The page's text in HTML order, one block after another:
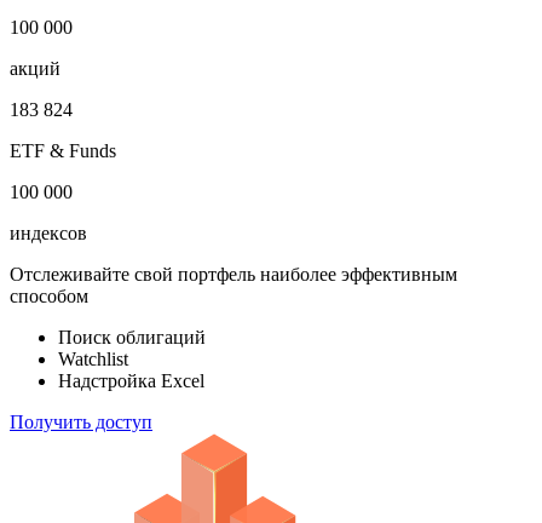
100 000
акций
183 824
ETF & Funds
100 000
индексов
Отслеживайте свой портфель наиболее эффективным
способом
Поиск облигаций
Watchlist
Надстройка Excel
Получить доступ